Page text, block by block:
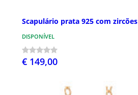
Scapulário prata 925 com zircões
DISPONÍVEL
€ 149,00